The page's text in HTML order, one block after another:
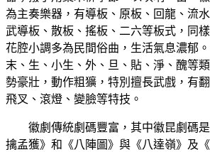
為主奏樂器，有導板、原板、回龍、流
武導板、散板、搖板、二六等板式，同
花腔小調多為民間俗曲，生活氣息濃郁
末、生、小生、外、旦、貼、淨、醜等
勢豪壯，動作粗獷，特別擅長武戲，有
飛叉、滾燈、變臉等特技。
徽劇傳統劇碼豐富，其中徽昆劇碼
擒孟獲》和《八陣圖》與《八達嶺》及